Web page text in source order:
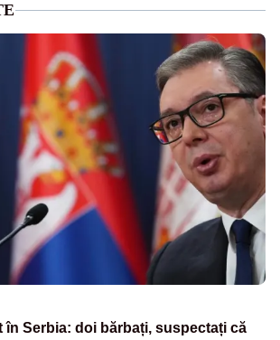
în Serbia: doi bărbați, suspectați că